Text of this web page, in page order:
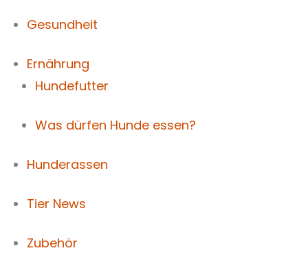
Gesundheit
Ernährung
Hundefutter
Was dürfen Hunde essen?
Hunderassen
Tier News
Zubehör